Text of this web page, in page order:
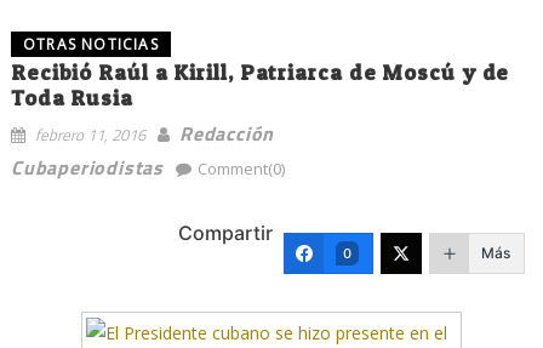
OTRAS NOTICIAS
Recibió Raúl a Kirill, Patriarca de Moscú y de
Toda Rusia
febrero 11, 2016
Redacción
Cubaperiodistas
Comment(0)
Compartir
0 Más